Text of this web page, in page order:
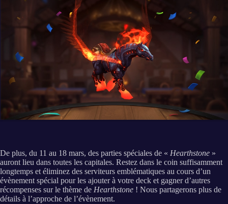
De plus, du 11 au 18 mars, des parties spéciales de « Hearthstone »
auront lieu dans toutes les capitales. Restez dans le coin suffisamment
longtemps et éliminez des serviteurs emblématiques au cours d’un
évènement spécial pour les ajouter à votre deck et gagner d’autres
récompenses sur le thème de Hearthstone ! Nous partagerons plus de
détails à l’approche de l’évènement.